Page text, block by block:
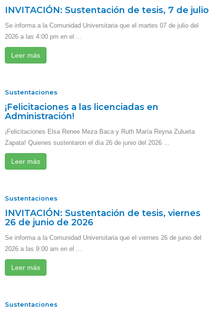
INVITACIÓN: Sustentación de tesis, 7 de julio
Se informa a la Comunidad Universitaria que el martes 07 de julio del
2026 a las 4:00 pm en el ...
Leer más
Sustentaciones
¡Felicitaciones a las licenciadas en
Administración!
¡Felicitaciones Elsa Renee Meza Baca y Ruth María Reyna Zulueta
Zapata! Quienes sustentaron el día 26 de junio del 2026 ...
Leer más
Sustentaciones
INVITACIÓN: Sustentación de tesis, viernes
26 de junio de 2026
Se informa a la Comunidad Universitaria que el viernes 26 de junio del
2026 a las 9:00 am en el ...
Leer más
Sustentaciones